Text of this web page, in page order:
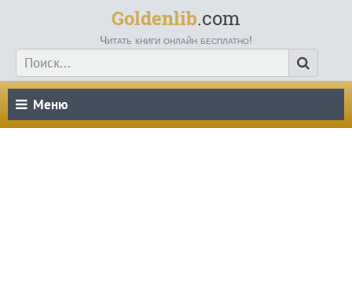
Goldenlib.com
Читать книги онлайн бесплатно!
Меню